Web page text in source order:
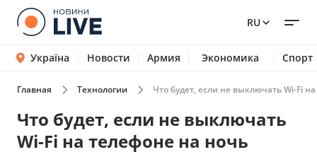
RU
Україна Новости Армия Экономика Спорт
Главная Технологии Что будет, если не выключать Wi-Fi
Что будет, если не выключать
Wi-Fi на телефоне на ночь